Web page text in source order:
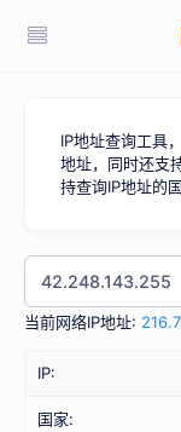
IP地址查询工具
地址，同时还支
持查询IP地址的
当前网络IP地址:
IP:
国家: